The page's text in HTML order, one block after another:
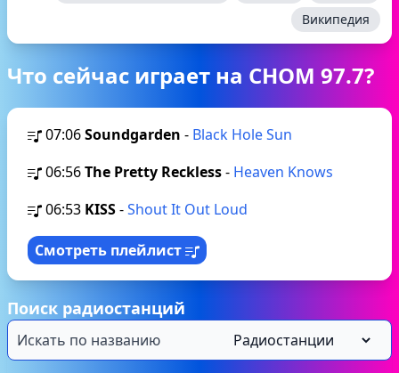
Википедия
Что сейчас играет на CHOM 97.7?
07:06Soundgarden - Black Hole Sun
06:56The Pretty Reckless- Heaven Knows
06:53 KISS-Shout It Out Loud
Смотреть плейлист
Поиск радиостанций